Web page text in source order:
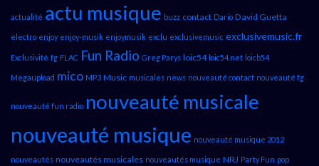
actualité actu musique buzz contact Dario David Guetta
electro enjoy enjoy-musik enjoymusik exclu exclusivemusic exclusivemusic.fr
Exclusivité fg FLAC Fun Radio Greg Parys loic54 loic54.net loicb54
Megaupload mico MP3 Music musicales news nouveauté contact nouveauté fg
nouveauté fun radio nouveauté musicale
nouveauté musique nouveauté musique 2012
nouveautés nouveautés musicales nouveautés musique NRJ Party Fun pop